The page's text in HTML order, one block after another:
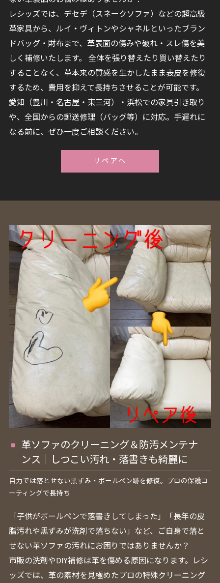
レシッズでは、デセデ（スネークソファ）などの超高級
革家具から、ルイ・ヴィトンやシャネルといったブラン
ドバッグ・財布まで、革表面の傷みや破れ・スレ傷を美
しく補修いたします。 全体を張り替えたり買い替えたり
することなく、革本来の質感を生かしたまま表皮を修復
するため、費用を抑えて長持ちさせることが可能です。
愛知（豊川・名古屋・東三河）・浜松での家具引き取り
や、全国からの郵送修理（バッグ等）に対応。手遅れに
なる前に、ぜひ一度ご相談ください。
リペアへ
革ソファのクリーニング＆防汚メンテナ
ンス｜しつこい汚れ・落書きも綺麗に
自力では落とせない黒ずみ・ボールペン跡を修復。プロの保護コ
ーティングで長持ち
「子供がボールペンで落書きしてしまった」「長年の皮
脂汚れや黒ずみが洗剤で落ちない」など、ご自身で落と
せない革ソファの汚れにお困りではありませんか？
市販の洗剤やDIY補修は革を傷める原因になります。レシ
ッズでは、革の素材を見極めたプロの特殊クリーニング